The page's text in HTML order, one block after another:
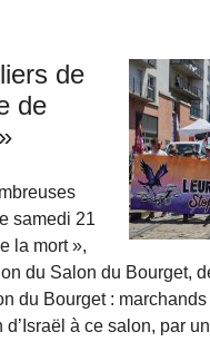
de
de
samedi 21
la mort »,
du Salon du Bourget,
du Bourget : marchands
à ce salon, par